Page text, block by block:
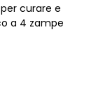
curare e
amico a 4 zampe